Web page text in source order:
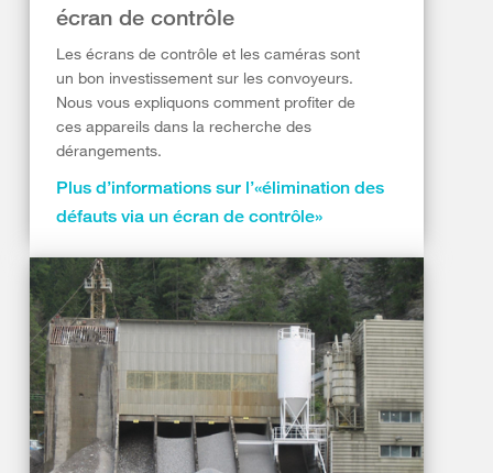
écran de contrôle
Les écrans de contrôle et les caméras sont
un bon investissement sur les convoyeurs.
Nous vous expliquons comment profiter de
ces appareils dans la recherche des
dérangements.
Plus d’informations sur l’«élimination des
défauts via un écran de contrôle»